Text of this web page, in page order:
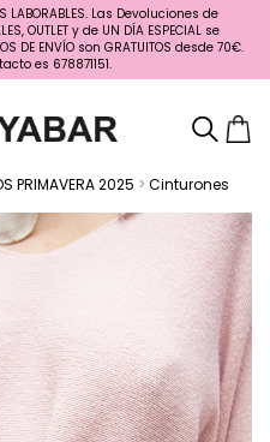
LABORABLES. Las Devoluciones de
OUTLET y de UN DÍA ESPECIAL se
DE ENVÍO son GRATUITOS desde 70€.
es 678871151.
PRIMAVERA 2025 > Cinturones